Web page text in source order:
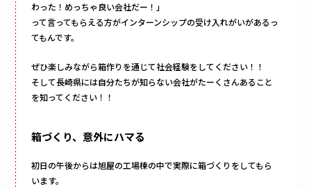
わった！めっちゃ良い会社だー！」
って言ってもらえる方がインターンシップの受け入れがいがあるっ
てもんです。
ぜひ楽しみながら箱作りを通じて社会経験をしてください！！
そして長崎県には自分たちが知らない会社がたーくさんあること
を知ってください！！
箱づくり、意外にハマる
初日の午後からは旭屋の工場棟の中で実際に箱づくりをしてもら
います。